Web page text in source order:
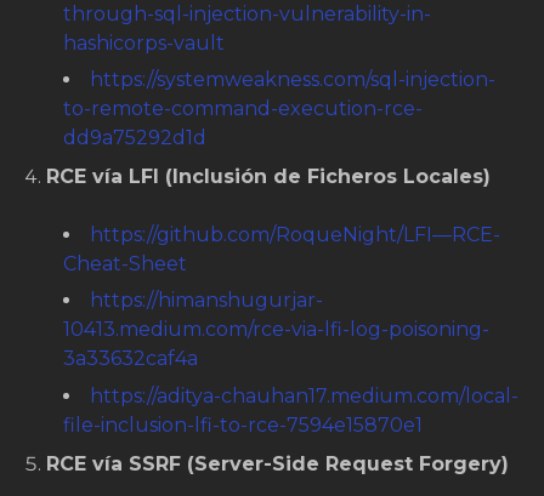
through-sql-injection-vulnerability-in-
hashicorps-vault
https://systemweakness.com/sql-injection-
to-remote-command-execution-rce-
dd9a75292d1d
RCE vía LFI (Inclusión de Ficheros Locales)
https://github.com/RoqueNight/LFI—RCE-
Cheat-Sheet
https://himanshugurjar-
10413.medium.com/rce-via-lfi-log-poisoning-
3a33632caf4a
https://aditya-chauhan17.medium.com/local-
file-inclusion-lfi-to-rce-7594e15870e1
RCE vía SSRF (Server-Side Request Forgery)